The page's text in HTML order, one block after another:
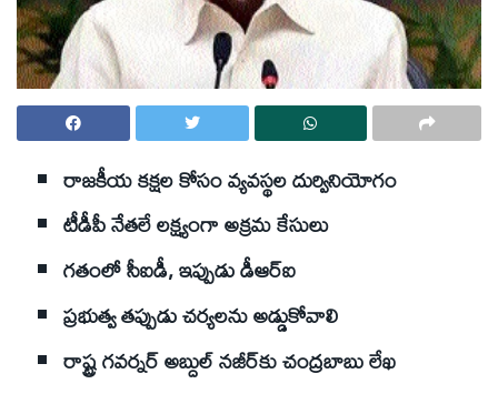
రాజకీయ కక్షల కోసం వ్యవస్థల దుర్వినియోగం
టీడీపీ నేతలే లక్ష్యంగా అక్రమ కేసులు
గతంలో సీఐడీ, ఇప్పుడు డీఆర్‌ఐ
ప్రభుత్వ తప్పుడు చర్యలను అడ్డుకోవాలి
రాష్ట్ర గవర్నర్‌ అబ్దుల్‌ నజీర్‌కు చంద్రబాబు లేఖ